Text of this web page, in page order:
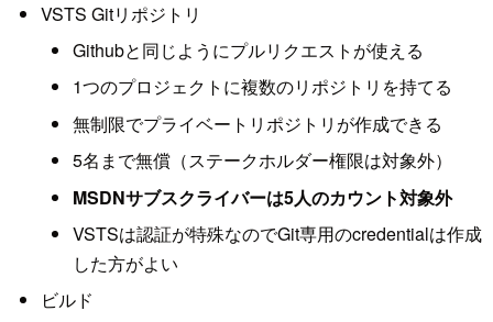
VSTS Gitリポジトリ
Githubと同じようにプルリクエストが使える
1つのプロジェクトに複数のリポジトリを持てる
無制限でプライベートリポジトリが作成できる
5名まで無償（ステークホルダー権限は対象外）
MSDNサブスクライバーは5人のカウント対象外
VSTSは認証が特殊なのでGit専用のcredentialは作成
した方がよい
ビルド